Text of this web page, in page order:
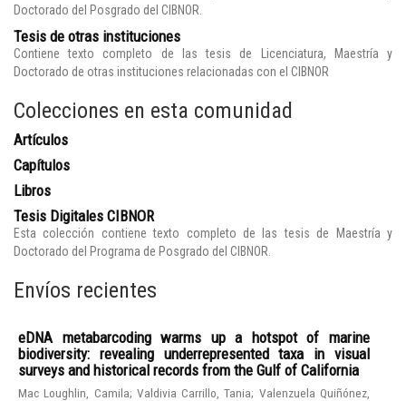
Doctorado del Posgrado del CIBNOR.
Tesis de otras instituciones
Contiene texto completo de las tesis de Licenciatura, Maestría y
Doctorado de otras instituciones relacionadas con el CIBNOR
Colecciones en esta comunidad
Artículos
Capítulos
Libros
Tesis Digitales CIBNOR
Esta colección contiene texto completo de las tesis de Maestría y
Doctorado del Programa de Posgrado del CIBNOR.
Envíos recientes
eDNA metabarcoding warms up a hotspot of marine
biodiversity: revealing underrepresented taxa in visual
surveys and historical records from the Gulf of California
Mac Loughlin, Camila; Valdivia Carrillo, Tania; Valenzuela Quiñónez,